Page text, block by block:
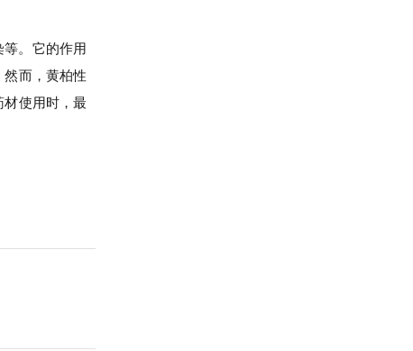
。它的作用
而，黄柏性
材使用时，最